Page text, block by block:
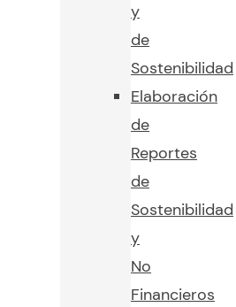
y
de
Sostenibilidad
Elaboración
de
Reportes
de
Sostenibilidad
y
No
Financieros